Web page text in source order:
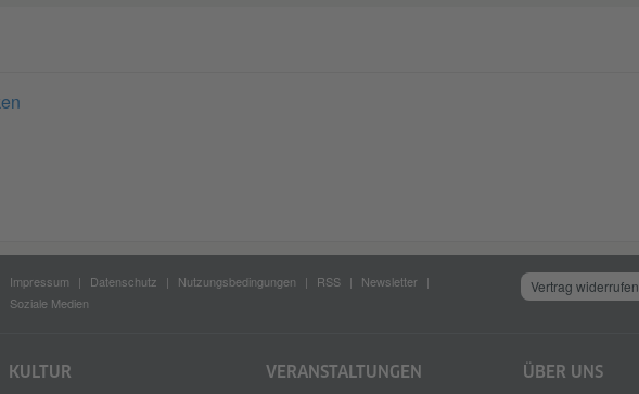
Impressum Datenschutz Nutzungsbedingungen RSS
Newsletter
Soziale Medien
Vertrag widerrufen
KULTUR VERANSTALTUNGEN ÜBER UNS